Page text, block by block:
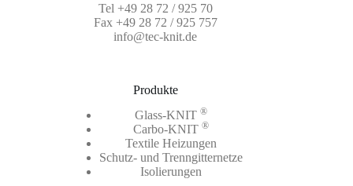
Tel +49 28 72 / 925 70
Fax +49 28 72 / 925 757
info@tec-knit.de
Produkte
Glass-KNIT®
Carbo-KNIT®
Textile Heizungen
Schutz- und Trenngitternetze
Isolierungen